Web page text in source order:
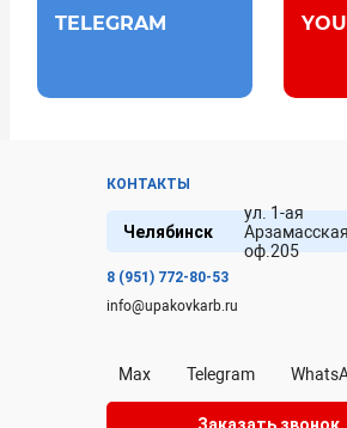
TELEGRAM
КОНТАКТЫ
Челябинск
ул. 1-ая
оф.205
8 (951) 772-80-53
info@upakovkarb.ru
Max Telegram